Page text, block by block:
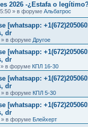
2026 -¿Estafa o
» в форуме Альбатрос
[whatsapp:
dr
» в форуме Другое
[whatsapp:
dr
» в форуме КПЛ 16-30
[whatsapp:
dr
» в форуме КПЛ 5-30
[whatsapp:
dr
» в форуме Блейхерт